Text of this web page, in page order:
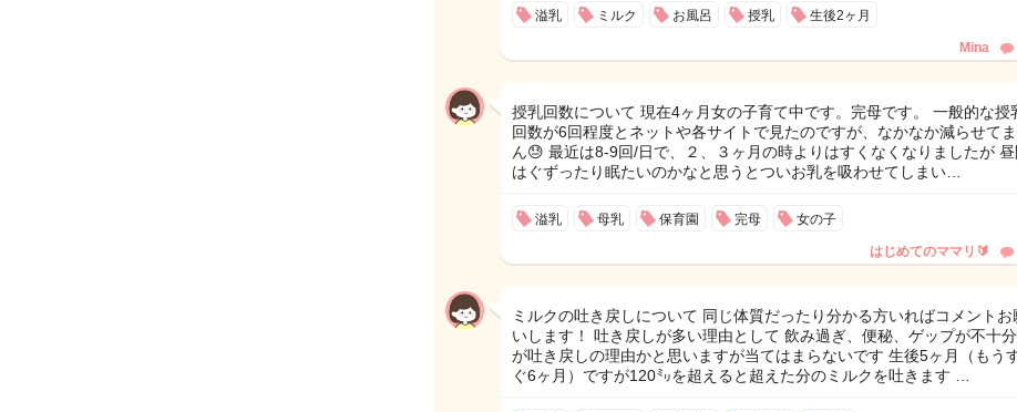
溢乳 ミルク お風呂 授乳 生後2ヶ月
Mina
授乳回数について 現在4ヶ月女の子育て中です。完母です。 一般的な授
回数が6回程度とネットや各サイトで見たのですが、なかなか減らせて
ん😓 最近は8-9回/日で、２、３ヶ月の時よりはすくなくなりましたが 昼
はぐずったり眠たいのかなと思うとついお乳を吸わせてしまい…
溢乳 母乳 保育園 完母 女の子
はじめてのママリ🔰
ミルクの吐き戻しについて 同じ体質だったり分かる方いればコメントお
いします！ 吐き戻しが多い理由として 飲み過ぎ、便秘、ゲップが不十
が吐き戻しの理由かと思いますが当てはまらないです 生後5ヶ月（もう
ぐ6ヶ月）ですが120㍉を超えると超えた分のミルクを吐きます …